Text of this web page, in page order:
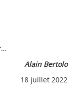
Alain Bertolo